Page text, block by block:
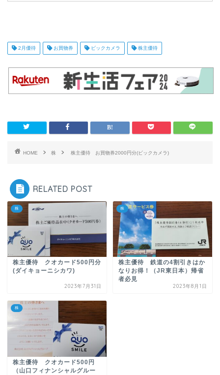
2月優待 お買物券 ビックカメラ 株主優待
HOME 株 株主優待 お買物券2000円分(ビックカメラ)
RELATED POST
株
株主優待 クオカード500円分
(ダイキョーニシカワ)
2023年7月31日
株
株主優待 鉄道の4割引きはか
なりお得！（JR東日本）帰省
者必見
2023年8月1日
株
株主優待 クオカード500円
（山口フィナンシャルグルー